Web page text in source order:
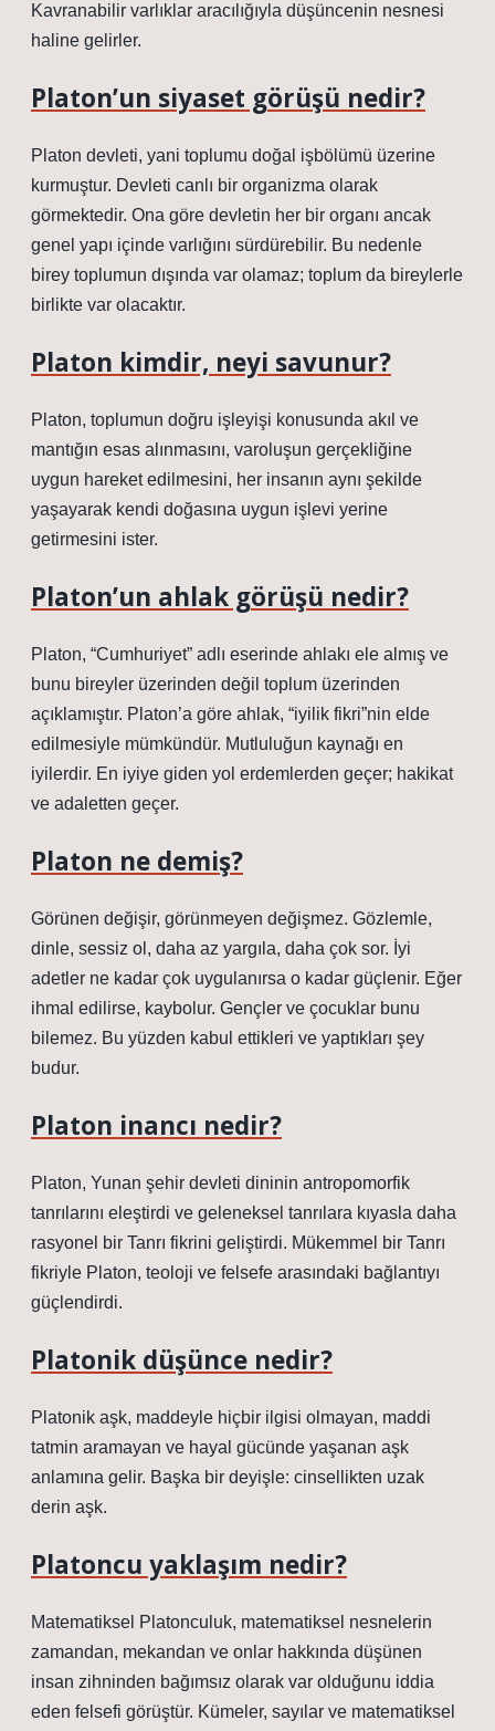
Kavranabilir varlıklar aracılığıyla düşüncenin nesnesi
haline gelirler.
Platon’un siyaset görüşü nedir?
Platon devleti, yani toplumu doğal işbölümü üzerine
kurmuştur. Devleti canlı bir organizma olarak
görmektedir. Ona göre devletin her bir organı ancak
genel yapı içinde varlığını sürdürebilir. Bu nedenle
birey toplumun dışında var olamaz; toplum da bireylerle
birlikte var olacaktır.
Platon kimdir, neyi savunur?
Platon, toplumun doğru işleyişi konusunda akıl ve
mantığın esas alınmasını, varoluşun gerçekliğine
uygun hareket edilmesini, her insanın aynı şekilde
yaşayarak kendi doğasına uygun işlevi yerine
getirmesini ister.
Platon’un ahlak görüşü nedir?
Platon, “Cumhuriyet” adlı eserinde ahlakı ele almış ve
bunu bireyler üzerinden değil toplum üzerinden
açıklamıştır. Platon’a göre ahlak, “iyilik fikri”nin elde
edilmesiyle mümkündür. Mutluluğun kaynağı en
iyilerdir. En iyiye giden yol erdemlerden geçer; hakikat
ve adaletten geçer.
Platon ne demiş?
Görünen değişir, görünmeyen değişmez. Gözlemle,
dinle, sessiz ol, daha az yargıla, daha çok sor. İyi
adetler ne kadar çok uygulanırsa o kadar güçlenir. Eğer
ihmal edilirse, kaybolur. Gençler ve çocuklar bunu
bilemez. Bu yüzden kabul ettikleri ve yaptıkları şey
budur.
Platon inancı nedir?
Platon, Yunan şehir devleti dininin antropomorfik
tanrılarını eleştirdi ve geleneksel tanrılara kıyasla daha
rasyonel bir Tanrı fikrini geliştirdi. Mükemmel bir Tanrı
fikriyle Platon, teoloji ve felsefe arasındaki bağlantıyı
güçlendirdi.
Platonik düşünce nedir?
Platonik aşk, maddeyle hiçbir ilgisi olmayan, maddi
tatmin aramayan ve hayal gücünde yaşanan aşk
anlamına gelir. Başka bir deyişle: cinsellikten uzak
derin aşk.
Platoncu yaklaşım nedir?
Matematiksel Platonculuk, matematiksel nesnelerin
zamandan, mekandan ve onlar hakkında düşünen
insan zihninden bağımsız olarak var olduğunu iddia
eden felsefi görüştür. Kümeler, sayılar ve matematiksel